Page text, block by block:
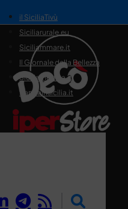
il SiciliaTivù
Siciliarurale.eu
Siciliammare.it
Il Giornale della Bellezza
Siciliamedica.it
Sanitainsicilia.it